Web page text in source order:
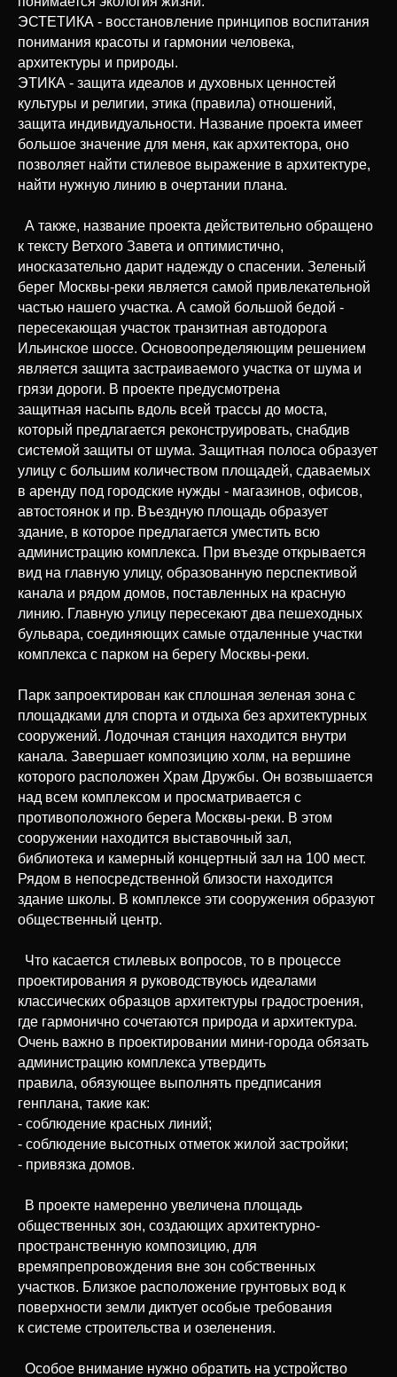
ЭСТЕТИКА - восстановление принципов воспитания
понимания красоты и гармонии человека,
архитектуры и природы.
ЭТИКА - защита идеалов и духовных ценностей
культуры и религии, этика (правила) отношений,
защита индивидуальности. Название проекта имеет
большое значение для меня, как архитектора, оно
позволяет найти стилевое выражение в архитектуре,
найти нужную линию в очертании плана.
А также, название проекта действительно обращено
к тексту Ветхого Завета и оптимистично,
иносказательно дарит надежду о спасении. Зеленый
берег Москвы-реки является самой привлекательной
частью нашего участка. А самой большой бедой -
пересекающая участок транзитная автодорога
Ильинское шоссе. Основоопределяющим решением
является защита застраиваемого участка от шума и
грязи дороги. В проекте предусмотрена
защитная насыпь вдоль всей трассы до моста,
который предлагается реконструировать, снабдив
системой защиты от шума. Защитная полоса образует
улицу с большим количеством площадей, сдаваемых
в аренду под городские нужды - магазинов, офисов,
автостоянок и пр. Въездную площадь образует
здание, в которое предлагается уместить всю
администрацию комплекса. При въезде открывается
вид на главную улицу, образованную перспективой
канала и рядом домов, поставленных на красную
линию. Главную улицу пересекают два пешеходных
бульвара, соединяющих самые отдаленные участки
комплекса с парком на берегу Москвы-реки.
Парк запроектирован как сплошная зеленая зона с
площадками для спорта и отдыха без архитектурных
сооружений. Лодочная станция находится внутри
канала. Завершает композицию холм, на вершине
которого расположен Храм Дружбы. Он возвышается
над всем комплексом и просматривается с
противоположного берега Москвы-реки. В этом
сооружении находится выставочный зал,
библиотека и камерный концертный зал на 100 мест.
Рядом в непосредственной близости находится
здание школы. В комплексе эти сооружения образуют
общественный центр.
Что касается стилевых вопросов, то в процессе
проектирования я руководствуюсь идеалами
классических образцов архитектуры градостроения,
где гармонично сочетаются природа и архитектура.
Очень важно в проектировании мини-города обязать
администрацию комплекса утвердить
правила, обязующее выполнять предписания
генплана, такие как:
- соблюдение красных линий;
- соблюдение высотных отметок жилой застройки;
- привязка домов.
В проекте намеренно увеличена площадь
общественных зон, создающих архитектурно-
пространственную композицию, для
времяпрепровождения вне зон собственных
участков. Близкое расположение грунтовых вод к
поверхности земли диктует особые требования
к системе строительства и озеленения.
Особое внимание нужно обратить на устройство